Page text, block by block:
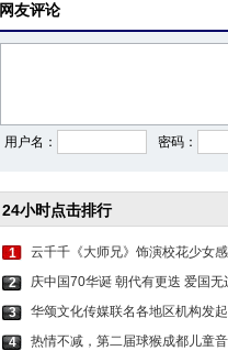
网友评论
用户名： 密码：
24小时点击排行
1
云千千《大师兄》饰演校花少女
2
庆中国70华诞 朝代有更迭 爱国无
3
华颂文化传媒联名各地区机构发
4
热情不减，第二届球猴成都儿童